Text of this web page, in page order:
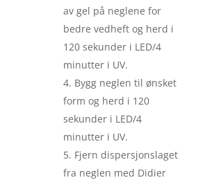
av gel på neglene for
bedre vedheft og herd i
120 sekunder i LED/4
minutter i UV.
Bygg neglen til ønsket
form og herd i 120
sekunder i LED/4
minutter i UV.
Fjern dispersjonslaget
fra neglen med Didier